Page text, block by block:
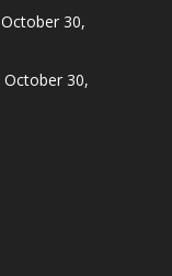
October 30,
October 30,